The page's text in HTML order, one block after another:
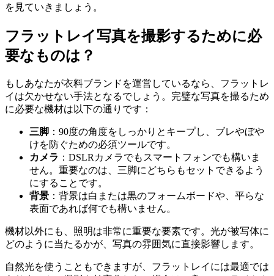
を見ていきましょう。
フラットレイ写真を撮影するために必
要なものは？
もしあなたが衣料ブランドを運営しているなら、フラットレ
イは欠かせない手法となるでしょう。完璧な写真を撮るため
に必要な機材は以下の通りです：
三脚 ：90度の角度をしっかりとキープし、ブレやぼや
けを防ぐための必須ツールです。
カメラ ：DSLRカメラでもスマートフォンでも構いま
せん。重要なのは、三脚にどちらもセットできるよう
にすることです。
背景 ：背景は白または黒のフォームボードや、平らな
表面であれば何でも構いません。
機材以外にも、照明は非常に重要な要素です。光が被写体に
どのように当たるかが、写真の雰囲気に直接影響します。
自然光を使うこともできますが、フラットレイには最適では